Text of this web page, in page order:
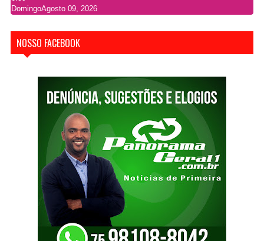
DomingoAgosto 09, 2026
NOSSO FACEBOOK